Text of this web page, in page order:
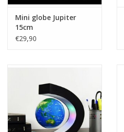
Mini globe Jupiter
15cm
€29,90